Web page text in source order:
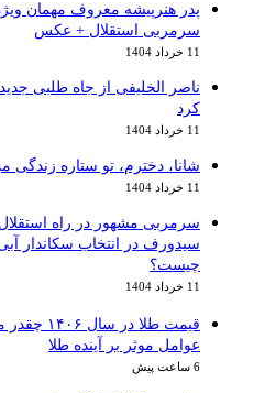
پدر هنرپیشه معروف مهمان
سرمربی استقلال + عکس
11 خرداد 1404
کرد
11 خرداد 1404
شانا، دخترم، تو ستاره زندگی
11 خرداد 1404
سرمربی مشهور در راه
سیدورف در انتخاب سکاندار
چیست؟
11 خرداد 1404
قیمت طلا در
عوامل موثر بر آینده طلا
6 ساعت پیش